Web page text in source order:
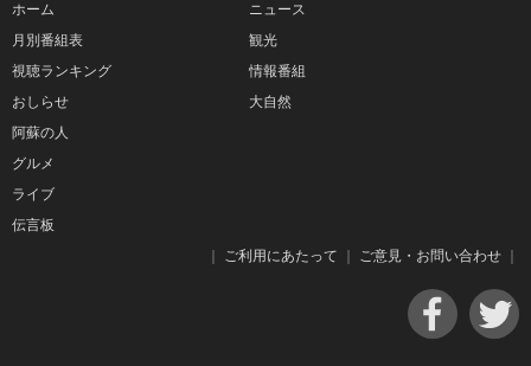
ホーム
月別番組表
視聴ランキング
おしらせ
ニュース
観光
情報番組
大自然
阿蘇の人
グルメ
ライブ
伝言板
ご利用にあたって ご意見・お問い合わせ